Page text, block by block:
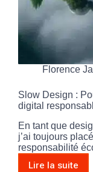
Florence
Slow Design :
digital
En tant que
j’ai toujours
responsabilité
Lire la suite